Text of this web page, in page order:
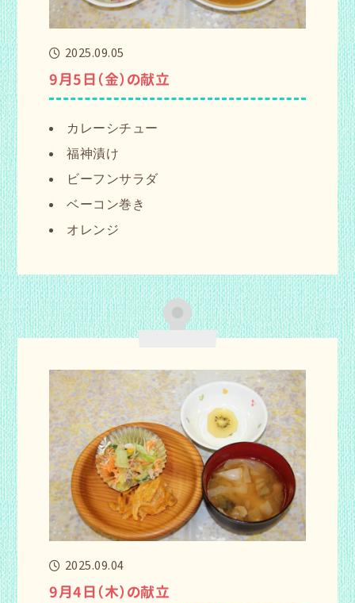
2025.09.05
9月5日（金）の献立
カレーシチュー
福神漬け
ビーフンサラダ
ベーコン巻き
オレンジ
2025.09.04
9月4日（木）の献立